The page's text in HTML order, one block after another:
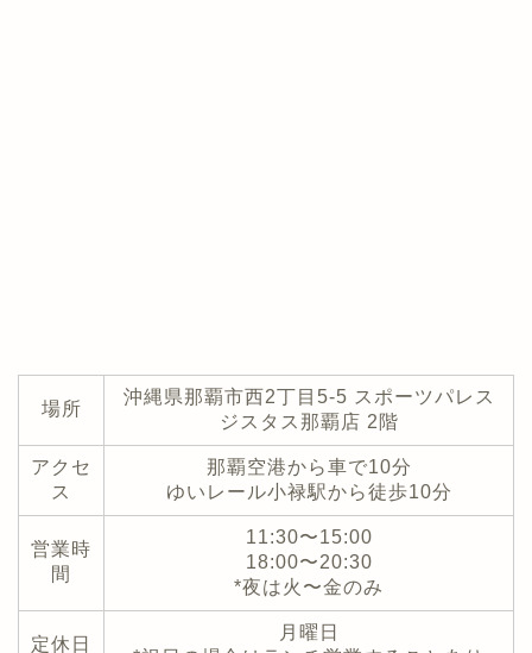
場所
沖縄県那覇市西2丁目5-5 スポーツパレス
ジスタス那覇店 2階
アクセ
ス
那覇空港から車で10分
ゆいレール小禄駅から徒歩10分
営業時
間
11:30〜15:00
18:00〜20:30
*夜は火〜金のみ
定休日
月曜日